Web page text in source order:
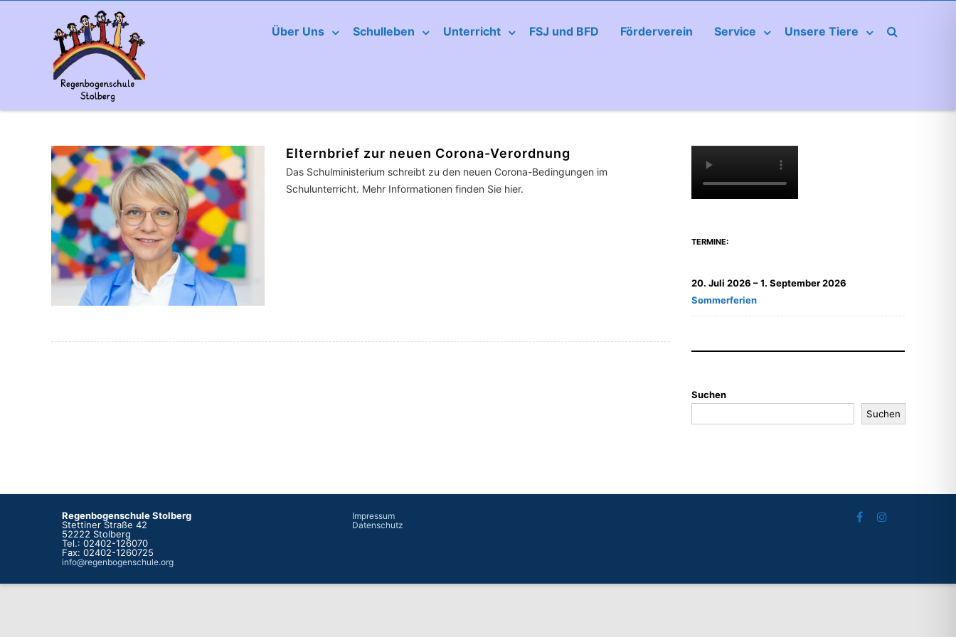
Über Uns Schulleben Unterricht FSJ und BFD Förderverein Service Unsere Tiere
Elternbrief zur neuen Corona-Verordnung
Das Schulministerium schreibt zu den neuen Corona-Bedingungen im
Schulunterricht. Mehr Informationen finden Sie hier.
TERMINE:
20. Juli 2026 –1. September 2026
Sommerferien
Suchen
Suchen
Regenbogenschule Stolberg
Stettiner Straße 42
52222 Stolberg
Tel.: 02402-126070
Fax: 02402-1260725
info@regenbogenschule.org
Impressum
Datenschutz